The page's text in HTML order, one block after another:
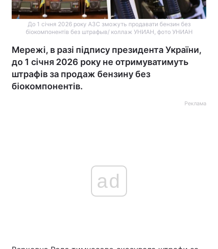
До 1 січня 2026 року АЗС зможуть продавати бензин без
біокомпонентів без штрафыв/ коллаж УНИАН, фото УНИАН
Мережі, в разі підпису президента України,
до 1 січня 2026 року не отримуватимуть
штрафів за продаж бензину без
біокомпонентів.
Реклама
ad